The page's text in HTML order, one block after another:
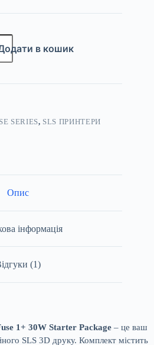
в кошик
SERIES, SLS ПРИНТЕРИ
Опис
інформація
(1)
1+ 30W Starter Package – це ваш
SLS 3D друку. Комплект містить